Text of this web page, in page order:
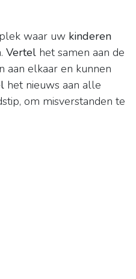
waar uw kinderen
Vertel het samen aan de
aan elkaar en kunnen
het nieuws aan alle
om misverstanden te